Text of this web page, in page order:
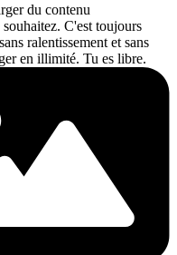
du contenu
C'est toujours
ralentissement et sans
en illimité. Tu es libre.